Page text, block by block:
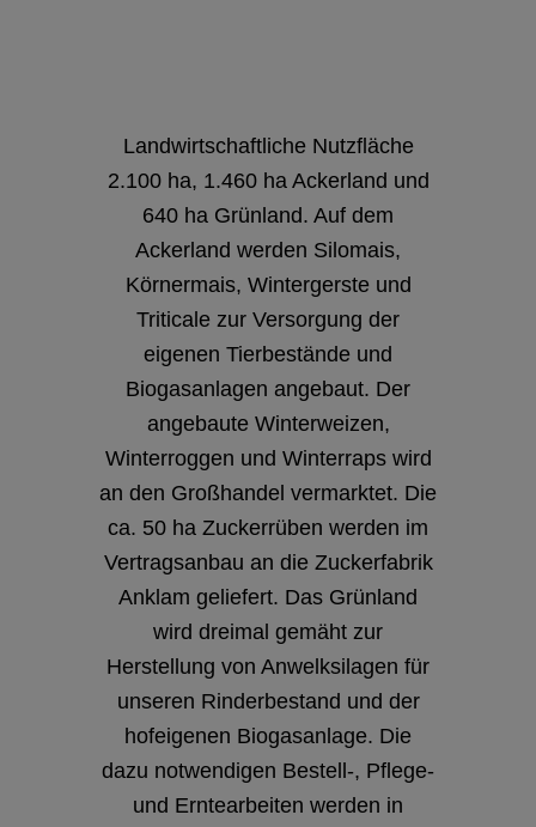
Landwirtschaftliche Nutzfläche
2.100 ha, 1.460 ha Ackerland und
640 ha Grünland. Auf dem
Ackerland werden Silomais,
Körnermais, Wintergerste und
Triticale zur Versorgung der
eigenen Tierbestände und
Biogasanlagen angebaut. Der
angebaute Winterweizen,
Winterroggen und Winterraps wird
an den Großhandel vermarktet. Die
ca. 50 ha Zuckerrüben werden im
Vertragsanbau an die Zuckerfabrik
Anklam geliefert. Das Grünland
wird dreimal gemäht zur
Herstellung von Anwelksilagen für
unseren Rinderbestand und der
hofeigenen Biogasanlage. Die
dazu notwendigen Bestell-, Pflege-
und Erntearbeiten werden in